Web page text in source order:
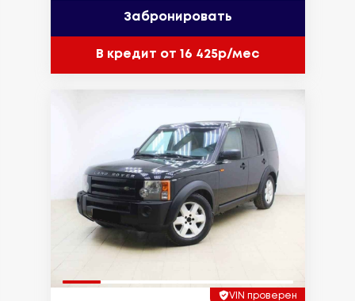
Забронировать
В кредит от 16 425р/мес
VIN проверен